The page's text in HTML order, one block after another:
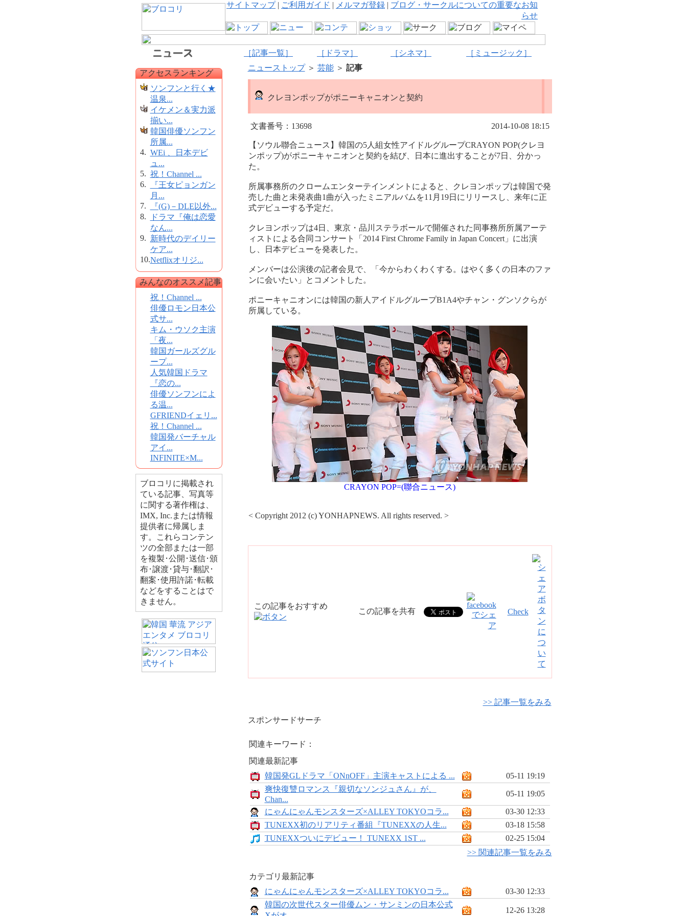
サイトマップ| ご利用ガイド | メルマガ登録 | ブログ・サークルについての重要なお知
らせ
［記事一覧］ ［ドラマ］ ［シネマ］ ［ミュージック］
アクセスランキング
ソンフンと行く★
温泉...
イケメン＆実力派
揃い...
韓国俳優ソンフン
所属...
4. WEi 、日本デビ
ュ...
5. 祝！Channel ...
6.
『王女ピョンガン
月...
7.
『(G)－DLE以外...
8.
ドラマ『俺は恋愛
なん...
9. 新時代のデイリー
ケア...
10.Netflixオリジ...
みんなのオススメ記事
祝！Channel ...
俳優ロモン日本公
式サ...
キム・ウソク主演
「夜...
韓国ガールズグル
ープ...
人気韓国ドラマ
『恋の...
俳優ソンフンによ
る温...
GFRIENDイェリ...
祝！Channel ...
韓国発バーチャル
アイ...
INFINITE×M...
ブロコリに掲載され
ている記事、写真等
に関する著作権は、
IMX, Inc.または情報
提供者に帰属しま
す。これらコンテン
ツの全部または一部
を複製･公開･送信･頒
布･譲渡･貸与･翻訳･
翻案･使用許諾･転載
などをすることはで
きません。
ニューストップ＞ 芸能＞ 記事
クレヨンポップがポニーキャニオンと契約
文書番号：13698 2014-10-08 18:15
【ソウル聯合ニュース】韓国の5人組女性アイドルグループCRAYON POP(クレヨ
ンポップ)がポニーキャニオンと契約を結び、日本に進出することが7日、分かっ
た。
所属事務所のクロームエンターテインメントによると、クレヨンポップは韓国で発
売した曲と未発表曲1曲が入ったミニアルバムを11月19日にリリースし、来年に正
式デビューする予定だ。
クレヨンポップは4日、東京・品川ステラボールで開催された同事務所所属アーテ
ィストによる合同コンサート「2014 First Chrome Family in Japan Concert」に出演
し、日本デビューを発表した。
メンバーは公演後の記者会見で、「今からわくわくする。はやく多くの日本のファ
ンに会いたい」とコメントした。
ポニーキャニオンには韓国の新人アイドルグループB1A4やチャン・グンソクらが
所属している。
CRAYON POP=(聯合ニュース)
< Copyright 2012 (c) YONHAPNEWS. All rights reserved. >
この記事をおすすめ
この記事を共有 Check
>> 記事一覧をみる
スポンサードサーチ
関連キーワード：
関連最新記事
韓国発GLドラマ「ONnOFF」主演キャストによる ...
05-11 19:19
爽快復讐ロマンス『親切なソンジュさん』が、
Chan...
05-11 19:05
にゃんにゃんモンスターズ×ALLEY TOKYOコラ...
03-30 12:33
TUNEXX初のリアリティ番組『TUNEXXの人生...
03-18 15:58
TUNEXXついにデビュー！ TUNEXX 1ST ...
02-25 15:04
>> 関連記事一覧をみる
カテゴリ最新記事
にゃんにゃんモンスターズ×ALLEY TOKYOコラ...
03-30 12:33
韓国の次世代スター俳優ムン・サンミンの日本公式
12-26 13:28